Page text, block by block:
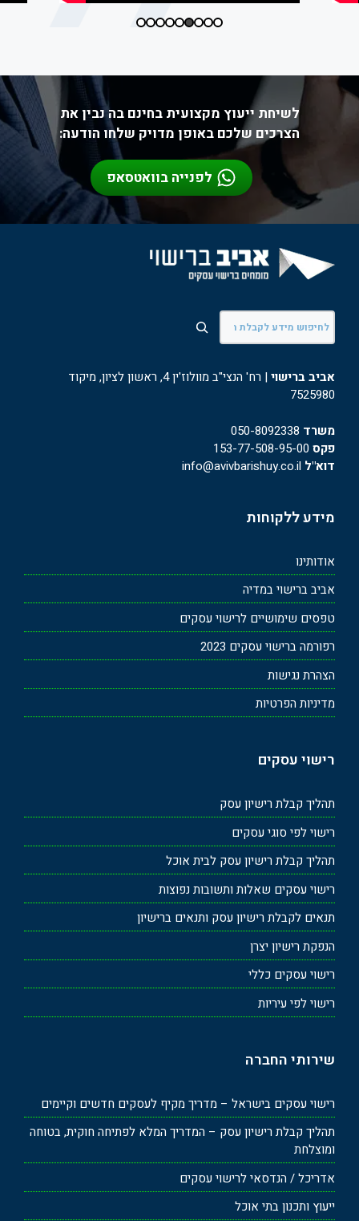
לשיחת ייעוץ מקצועית בחינם בה נבין את
הצרכים שלכם באופן מדויק שלחו הודעה:
לפנייה בוואטסאפ
חיפוש
אביב ברישוי
| רח' הנצי"ב מוולוז'ין 4, ראשון לציון, מיקוד
7525980
משרד 050-8092338
פקס
דוא"ל
מידע ללקוחות
אודותינו
אביב ברישוי במדיה
טפסים שימושיים לרישוי עסקים
רפורמה ברישוי עסקים 2023
הצהרת נגישות
מדיניות הפרטיות
רישוי עסקים
תהליך קבלת רישיון עסק
רישוי לפי סוגי עסקים
תהליך קבלת רישיון עסק לבית אוכל
רישוי עסקים שאלות ותשובות נפוצות
תנאים לקבלת רישיון עסק ותנאים ברישיון
הנפקת רישיון יצרן
רישוי עסקים כללי
רישוי לפי עיריות
שירותי החברה
רישוי עסקים בישראל – מדריך מקיף לעסקים חדשים וקיימים
תהליך קבלת רישיון עסק – המדריך המלא לפתיחה חוקית, בטוחה
ומוצלחת
אדריכל / הנדסאי לרישוי עסקים
ייעוץ ותכנון בתי אוכל